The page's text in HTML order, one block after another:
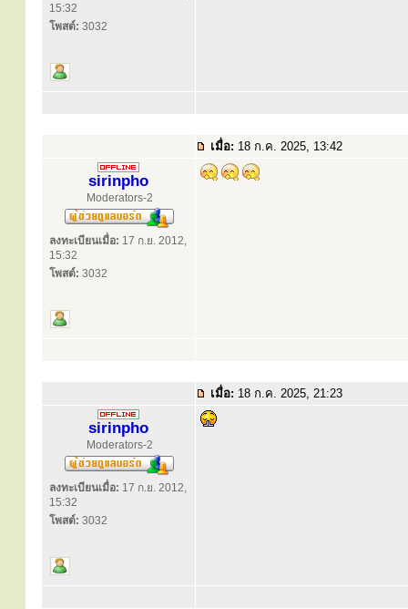
15:32
โพสต์: 3032
เมื่อ: 18 ก.ค. 2025, 13:42
sirinpho
Moderators-2
ลงทะเบียนเมื่อ: 17 ก.ย. 2012,
15:32
โพสต์: 3032
เมื่อ: 18 ก.ค. 2025, 21:23
sirinpho
Moderators-2
ลงทะเบียนเมื่อ: 17 ก.ย. 2012,
15:32
โพสต์: 3032